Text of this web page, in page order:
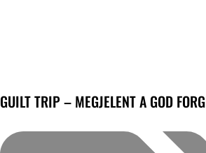
GUILT TRIP – MEGJELENT A GOD